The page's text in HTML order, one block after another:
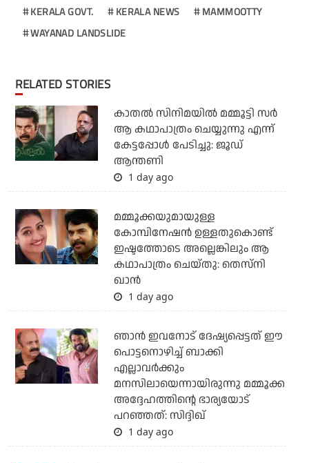
KERALA GOVT. KERALA NEWS
MAMMOOTTY
WAYANAD LANDSLIDE
RELATED STORIES
കാതൽ സിനിമയിൽ മമ്മൂട്ടി സർ
ആ കഥാപാത്രം ചെയ്യുന്നു എന്ന്
കേട്ടപ്പോൾ പേടിച്ചു: ജൂഡ്
ആന്തണി
1 day ago
മമ്മൂക്കയുമായുള്ള
കോമ്പിനേഷൻ ഉള്ളതുകൊണ്ട്
ഇഷ്ടത്തോടെ അല്ലെങ്കിലും ആ
കഥാപാത്രം ചെയ്തു: തെസ്നി
ഖാൻ
1 day ago
ഞാന്‍ ഇവനോട് ദേഷ്യപ്പെട്ടത് ഈ
പൊട്ടനൊഴിച്ച് ബാക്കി
എല്ലാവര്‍ക്കും
മനസിലായെന്നായിരുന്നു മമ്മൂക്ക
അദ്ദേഹത്തിന്റെ ഭാര്യയോട്
പറഞ്ഞത്: സിദ്ദിഖ്
1 day ago